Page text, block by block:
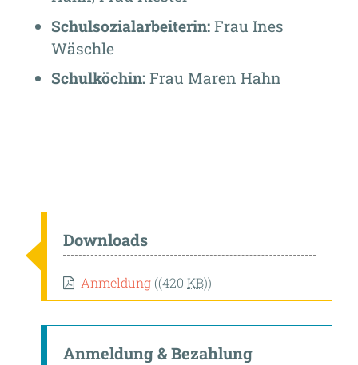
Schulsozialarbeiterin:Frau Ines
Wäschle
Schulköchin:Frau Maren Hahn
Downloads
Anmeldung ((420KB))
Anmeldung & Bezahlung